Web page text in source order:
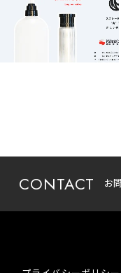
CONTACT お